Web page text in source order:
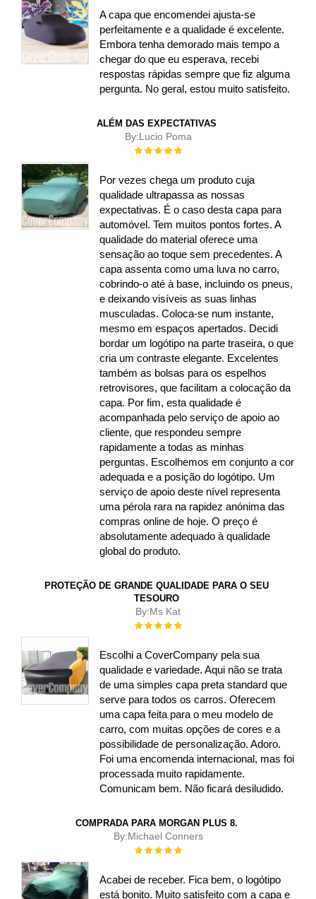
A capa que encomendei ajusta-se
perfeitamente e a qualidade é excelente.
Embora tenha demorado mais tempo a
chegar do que eu esperava, recebi
respostas rápidas sempre que fiz alguma
pergunta. No geral, estou muito satisfeito.
ALÉM DAS EXPECTATIVAS
By:Lucio Poma
Rating:
Por vezes chega um produto cuja
qualidade ultrapassa as nossas
expectativas. É o caso desta capa para
automóvel. Tem muitos pontos fortes. A
qualidade do material oferece uma
sensação ao toque sem precedentes. A
capa assenta como uma luva no carro,
cobrindo-o até à base, incluindo os pneus,
e deixando visíveis as suas linhas
musculadas. Coloca-se num instante,
mesmo em espaços apertados. Decidi
bordar um logótipo na parte traseira, o que
cria um contraste elegante. Excelentes
também as bolsas para os espelhos
retrovisores, que facilitam a colocação da
capa. Por fim, esta qualidade é
acompanhada pelo serviço de apoio ao
cliente, que respondeu sempre
rapidamente a todas as minhas
perguntas. Escolhemos em conjunto a cor
adequada e a posição do logótipo. Um
serviço de apoio deste nível representa
uma pérola rara na rapidez anónima das
compras online de hoje. O preço é
absolutamente adequado à qualidade
global do produto.
PROTEÇÃO DE GRANDE QUALIDADE PARA O SEU
TESOURO
By:Ms Kat
Rating:
Escolhi a CoverCompany pela sua
qualidade e variedade. Aqui não se trata
de uma simples capa preta standard que
serve para todos os carros. Oferecem
uma capa feita para o meu modelo de
carro, com muitas opções de cores e a
possibilidade de personalização. Adoro.
Foi uma encomenda internacional, mas foi
processada muito rapidamente.
Comunicam bem. Não ficará desiludido.
COMPRADA PARA MORGAN PLUS 8.
By:Michael Conners
Rating:
Acabei de receber. Fica bem, o logótipo
está bonito. Muito satisfeito com a capa e